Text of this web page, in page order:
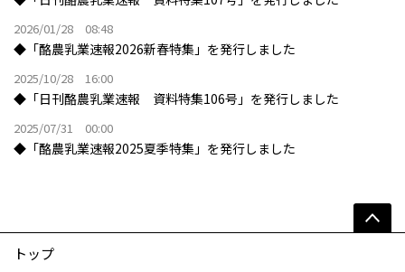
2026/01/28 08:48
◆「酪農乳業速報2026新春特集」を発行しました
2025/10/28 16:00
◆「日刊酪農乳業速報 資料特集106号」を発行しました
2025/07/31 00:00
◆「酪農乳業速報2025夏季特集」を発行しました
トップ